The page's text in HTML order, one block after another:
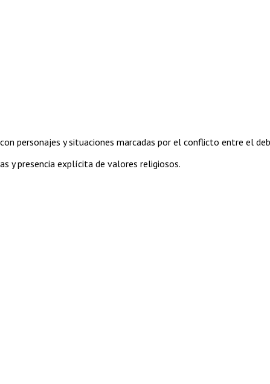
personajes y situaciones marcadas por el conflicto entre el
y presencia explícita de valores religiosos.